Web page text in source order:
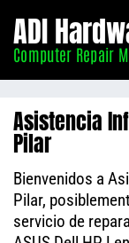
Madrid
ADI
Computer Repair
Asistencia
Pilar
Bienvenidos a
Pilar,
servicio de